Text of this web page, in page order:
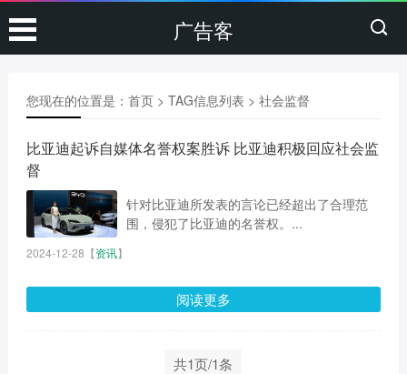
广告客
您现在的位置是： 首页> TAG信息列表 > 社会监督
比亚迪起诉自媒体名誉权案胜诉 比亚迪积极回应社会监
督
针对比亚迪所发表的言论已经超出了合理范
围，侵犯了比亚迪的名誉权。...
2024-12-28 【资讯】
阅读更多
共1页/1条